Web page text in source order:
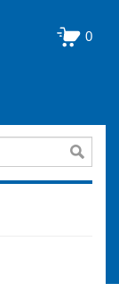
0